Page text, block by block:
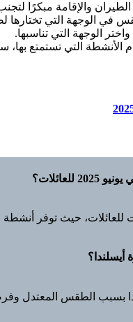
والإقامة مبكرًا
في الوجهة التي تختارها
الوجهة التي تناسبها.
الأنشطة التي تستمتع بها،
للعائلات، حيث توفر
بسبب الطقس المعتدل